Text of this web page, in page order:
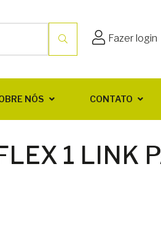
Fazer login
NÓS CONTATO
1 LINK